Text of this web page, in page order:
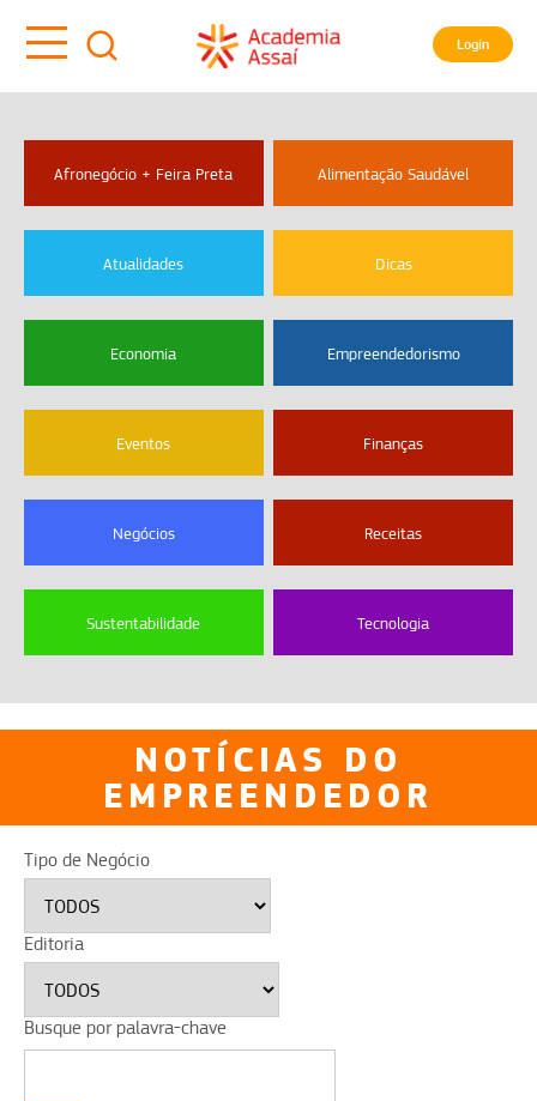
Login
Afronegócio + Feira Preta Alimentação Saudável
Atualidades Dicas
Economia Empreendedorismo
Eventos Finanças
Negócios Receitas
Sustentabilidade Tecnologia
NOTÍCIAS DO
EMPREENDEDOR
Tipo de Negócio
Editoria
Busque por palavra-chave